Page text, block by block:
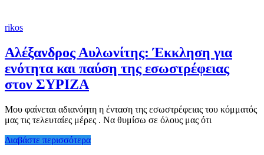
rikos
Αλέξανδρος Αυλωνίτης: Έκκληση για
ενότητα και παύση της εσωστρέφειας
στον ΣΥΡΙΖΑ
Μου φαίνεται αδιανόητη η ένταση της εσωστρέφειας του κόμματός
μας τις τελευταίες μέρες . Να θυμίσω σε όλους μας ότι
Διαβάστε περισσότερα